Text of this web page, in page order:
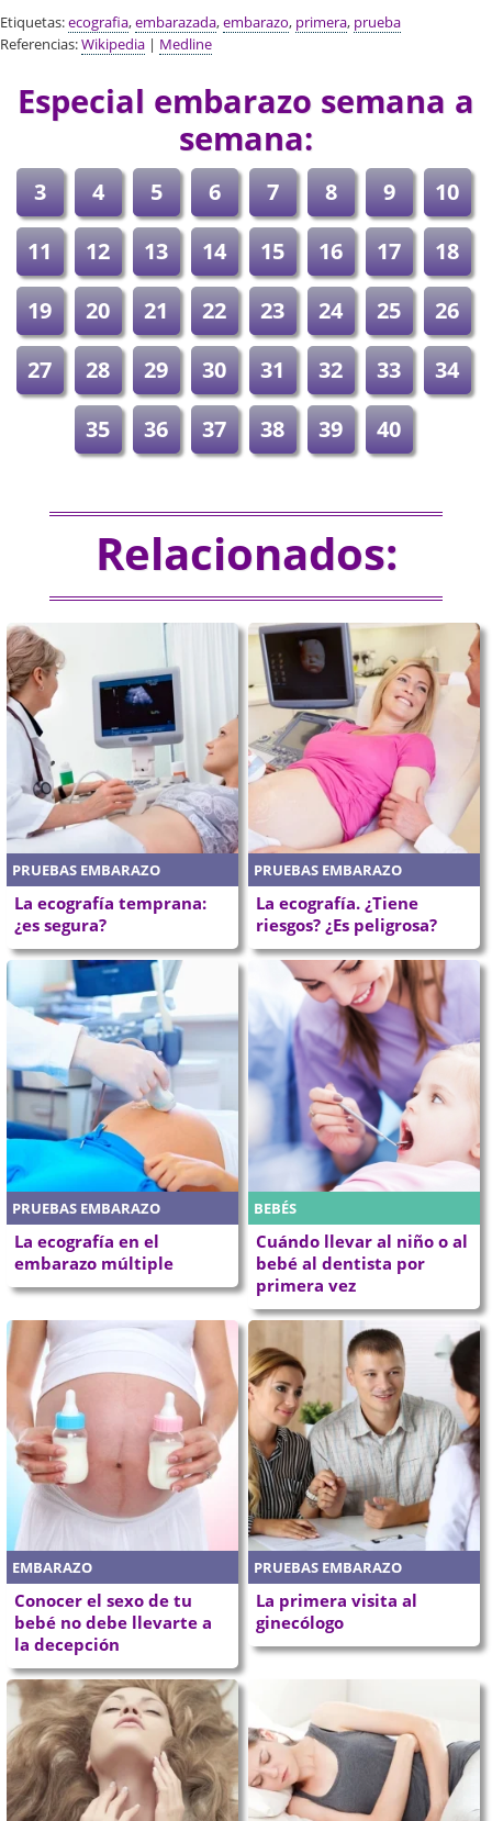
Etiquetas:ecografia,embarazada,embarazo, primera, prueba
Referencias:Wikipedia | Medline
Especial embarazo semana a
semana:
3 4 5 6 7 8 9
10
11
12 13 14 15 16 17
18
19
20 21 22 23 24 25
26
27
28 29 30 31 32 33
34
35
36 37 38 39 40
Relacionados:
PRUEBAS EMBARAZO
La ecografía temprana:
¿es segura?
PRUEBAS EMBARAZO
La ecografía. ¿Tiene
riesgos? ¿Es peligrosa?
PRUEBAS EMBARAZO
La ecografía en el
embarazo múltiple
BEBÉS
Cuándo llevar al niño o al
bebé al dentista por
primera vez
EMBARAZO
Conocer el sexo de tu
bebé no debe llevarte a
la decepción
PRUEBAS EMBARAZO
La primera visita al
ginecólogo